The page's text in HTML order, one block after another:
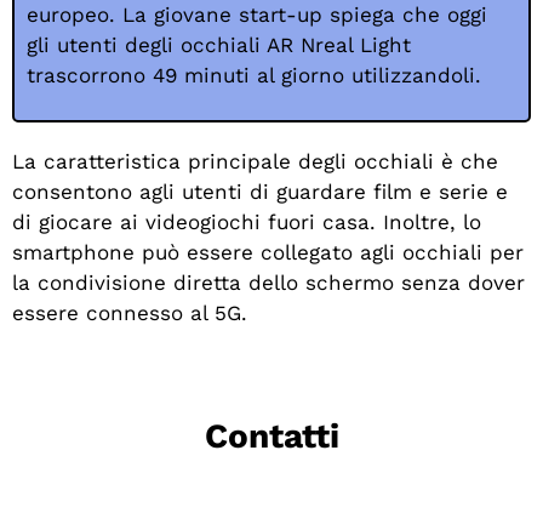
europeo. La giovane start-up spiega che oggi
gli utenti degli occhiali AR Nreal Light
trascorrono 49 minuti al giorno utilizzandoli.
La caratteristica principale degli occhiali è che
consentono agli utenti di guardare film e serie e
di giocare ai videogiochi fuori casa. Inoltre, lo
smartphone può essere collegato agli occhiali per
la condivisione diretta dello schermo senza dover
essere connesso al 5G.
Contatti